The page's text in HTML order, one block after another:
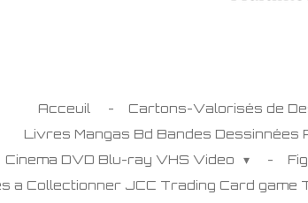
Acceuil Cartons-Valorisés de
Livres Mangas Bd Bandes Dessinnées
Cinema DVD Blu-ray VHS Video
a Collectionner JCC Trading Card game